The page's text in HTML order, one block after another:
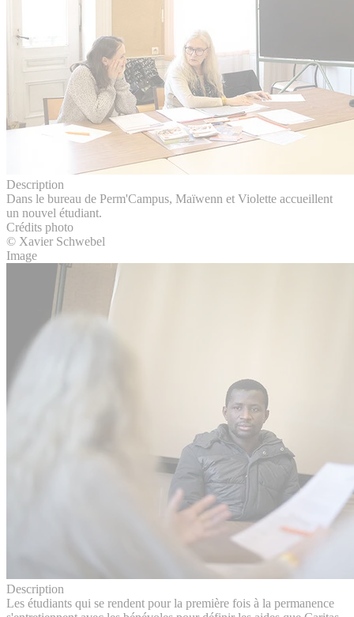
Description
Dans le bureau de Perm'Campus, Maïwenn et Violette accueillent
un nouvel étudiant.
Crédits photo
© Xavier Schwebel
Image
Description
Les étudiants qui se rendent pour la première fois à la permanence